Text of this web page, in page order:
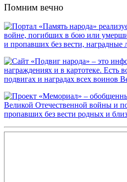
Помним вечно